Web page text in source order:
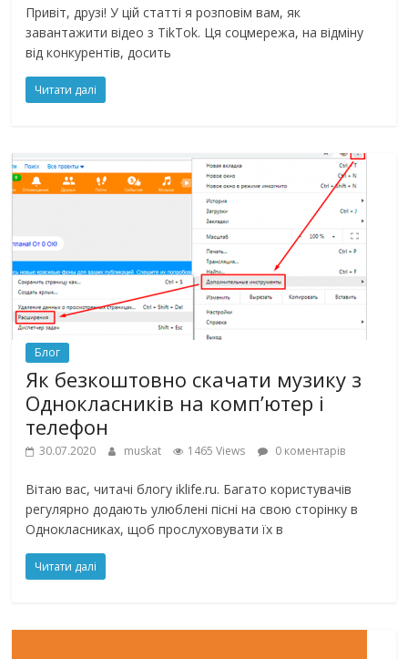
Привіт, друзі! У цій статті я розповім вам, як
завантажити відео з TikTok. Ця соцмережа, на відміну
від конкурентів, досить
Читати далі
Блог
Як безкоштовно скачати музику з
Однокласників на комп’ютер і
телефон
30.07.2020 muskat 1465 Views 0 коментарів
Вітаю вас, читачі блогу iklife.ru. Багато користувачів
регулярно додають улюблені пісні на свою сторінку в
Однокласниках, щоб прослуховувати їх в
Читати далі